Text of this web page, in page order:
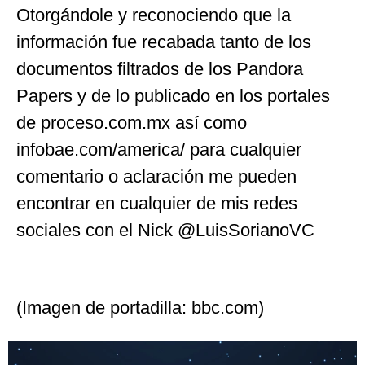
Otorgándole y reconociendo que la
información fue recabada tanto de los
documentos filtrados de los Pandora
Papers y de lo publicado en los portales
de proceso.com.mx así como
infobae.com/america/ para cualquier
comentario o aclaración me pueden
encontrar en cualquier de mis redes
sociales con el Nick @LuisSorianoVC
(Imagen de portadilla: bbc.com)